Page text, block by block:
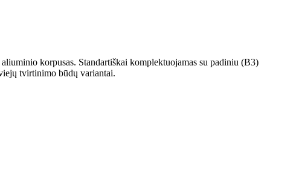
korpusas. Standartiškai komplektuojamas su padiniu (B3)
tvirtinimo būdų variantai.